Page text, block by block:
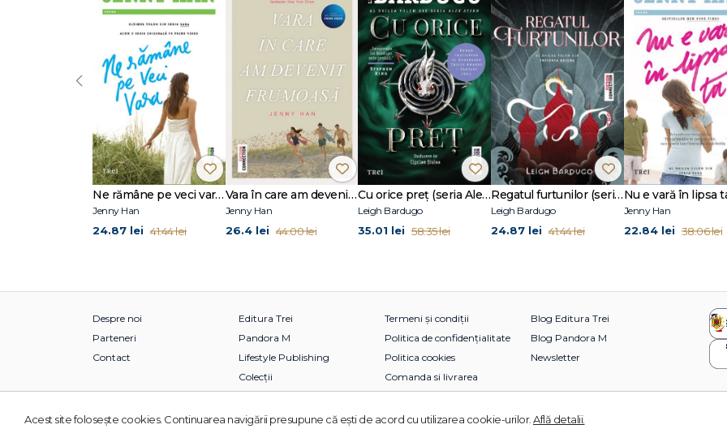
Ne rămâne pe veci vara (seria Vara, vol. 3)
Jenny Han
24.87 lei 41.44 lei
Vara în care am devenit frumoasă (seria Vara, vol. 1)
Jenny Han
26.4 lei 44.00 lei
Cu orice preț (seria Alex Stern, vol. 2)
Leigh Bardugo
35.01 lei 58.35 lei
Regatul furtunilor (seria Grisha, vol. 2)
Leigh Bardugo
24.87 lei 41.44 lei
Jenny Han
22.84 lei 38.06 lei
‹
Despre noi
Parteneri
Contact
Editura Trei
Pandora M
Lifestyle Publishing
Colecții
Termeni și condiții
Politica de confidențialitate
Politica cookies
Comanda si livrarea
Blog Editura Trei
Blog Pandora M
Newsletter
© 2026 Grupul Editorial TREI. Toate drepturile rezervate.
Acest site foloseşte cookies. Continuarea navigării presupune că eşti de acord cu utilizarea cookie-urilor. Află detalii.